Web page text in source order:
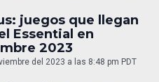
juegos que llegan
Essential en
2023
del 2023 a las 8:48 pm PDT